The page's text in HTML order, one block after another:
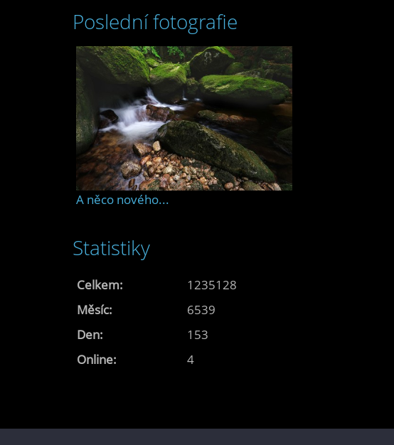
Poslední fotografie
A něco nového...
Statistiky
Online: 4
Celkem:
1235128
Měsíc:
6539
Den:
153